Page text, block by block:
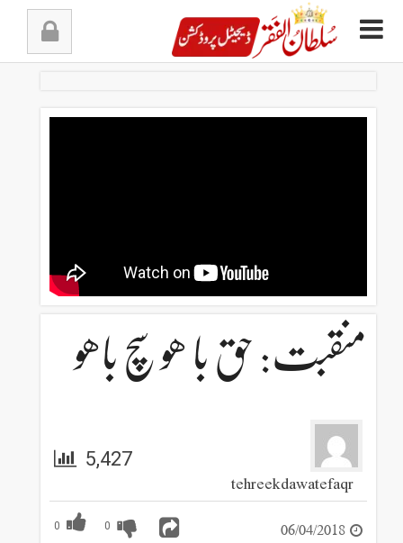
منقبت: حق با ھو سچ باھو‬‎
tehreekdawatefaqr
5,427
0 0 06/04/2018